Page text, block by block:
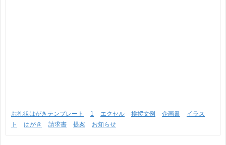
お礼状はがきテンプレート 1 エクセル 挨拶文例 企画書
イラス
ト
はがき 請求書 提案 お知らせ